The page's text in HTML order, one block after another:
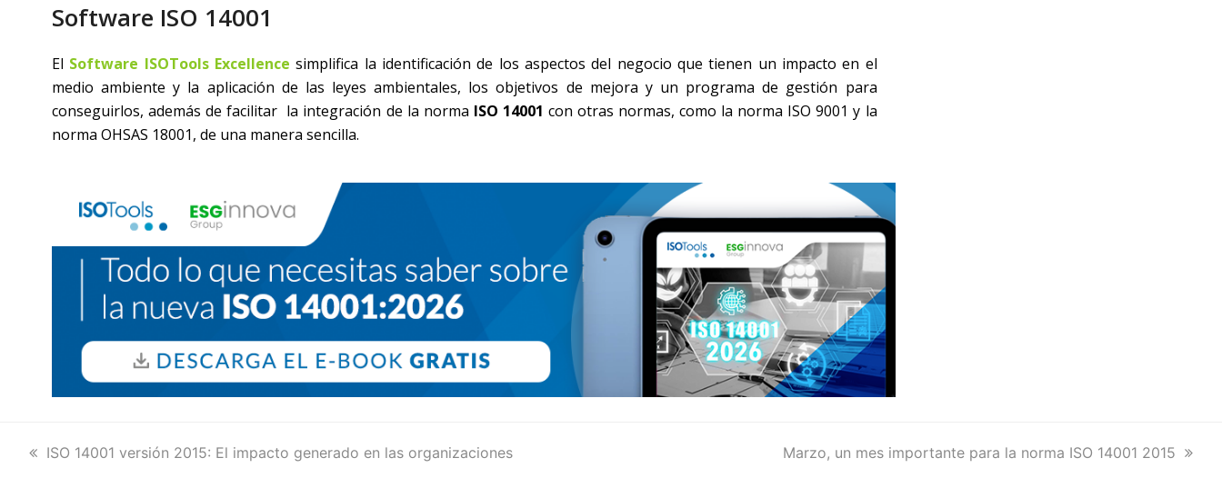
Software ISO 14001
El Software ISOTools Excellence simplifica la identificación de los aspectos del negocio que tienen un impacto en el
medio ambiente y la aplicación de las leyes ambientales, los objetivos de mejora y un programa de gestión para
conseguirlos, además de facilitar la integración de la norma ISO 14001 con otras normas, como la norma ISO 9001 y la
norma OHSAS 18001, de una manera sencilla.
previous
ISO 14001 versión 2015: El impacto generado en las organizaciones
next
Marzo, un mes importante para la norma ISO 14001 2015